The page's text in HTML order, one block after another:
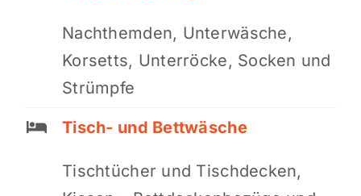
Nachthemden, Unterwäsche,
Korsetts, Unterröcke, Socken und
Strümpfe
Tisch- und Bettwäsche
Tischtücher und Tischdecken,